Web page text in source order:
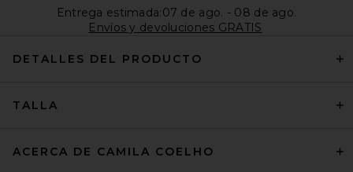
Entrega estimada:07 de ago. - 08 de ago.
Envíos y devoluciones GRATIS
DETALLES DEL PRODUCTO
TALLA
ACERCA DE CAMILA COELHO